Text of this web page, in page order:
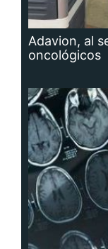
Adavion, al
oncológicos